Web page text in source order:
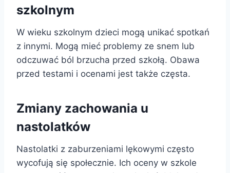
szkolnym
W wieku szkolnym dzieci mogą unikać spotkań
z innymi. Mogą mieć problemy ze snem lub
odczuwać ból brzucha przed szkołą. Obawa
przed testami i ocenami jest także częsta.
Zmiany zachowania u
nastolatków
Nastolatki z zaburzeniami lękowymi często
wycofują się społecznie. Ich oceny w szkole